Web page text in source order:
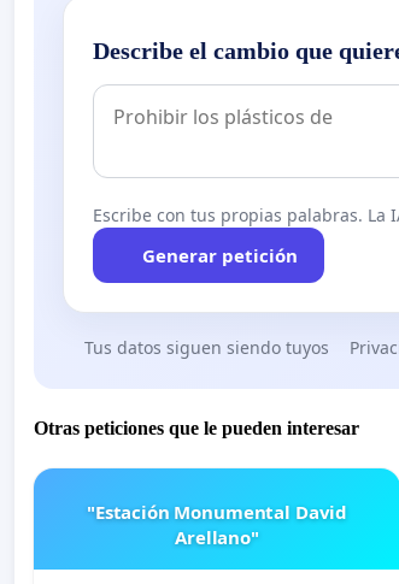
Describe el cambio que
Escribe con tus propias palabras.
Generar petición
Tus datos siguen siendo tuyos
Otras peticiones que le pueden interesar
"Estación Monumental David
Arellano"